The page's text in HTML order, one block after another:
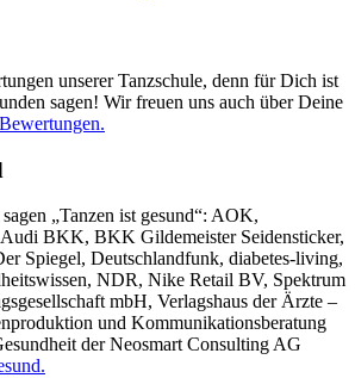
unserer Tanzschule, denn für Dich ist
sagen! Wir freuen uns auch über Deine
„Tanzen ist gesund“: AOK,
BKK, BKK Gildemeister Seidensticker,
Spiegel, Deutschlandfunk, diabetes-living,
NDR, Nike Retail BV, Spektrum
mbH, Verlagshaus der Ärzte –
und Kommunikationsberatung
der Neosmart Consulting AG